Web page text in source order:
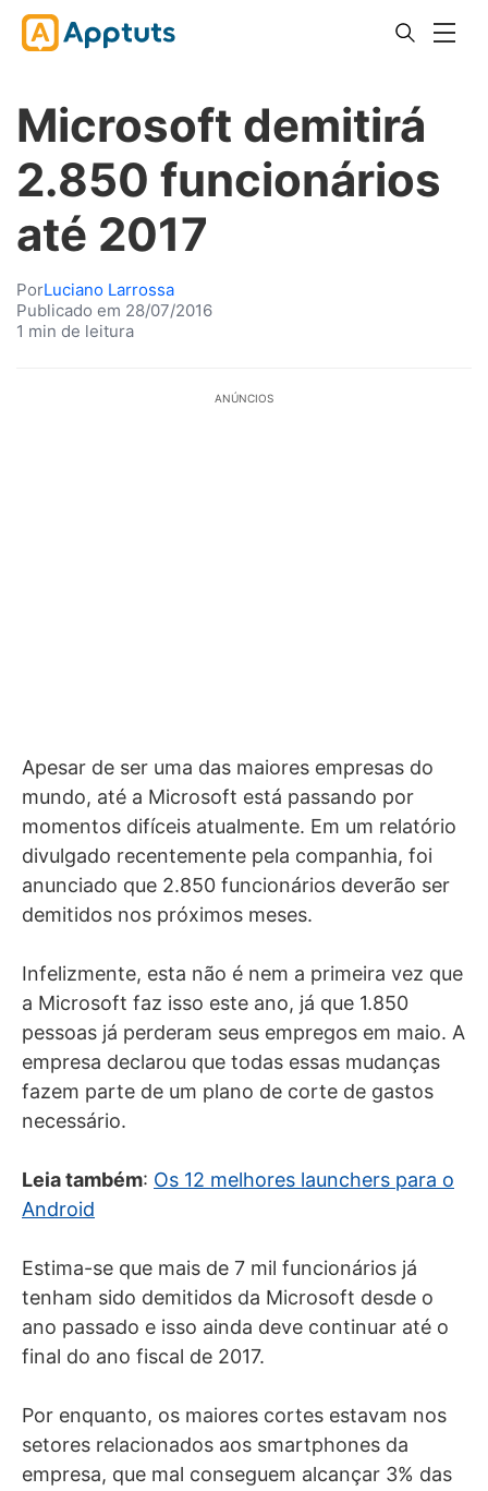
Microsoft demitirá
2.850 funcionários
até 2017
PorLuciano Larrossa
Publicado em 28/07/2016
1 min de leitura
ANÚNCIOS
Apesar de ser uma das maiores empresas do
mundo, até a Microsoft está passando por
momentos difíceis atualmente. Em um relatório
divulgado recentemente pela companhia, foi
anunciado que 2.850 funcionários deverão ser
demitidos nos próximos meses.
Infelizmente, esta não é nem a primeira vez que
a Microsoft faz isso este ano, já que 1.850
pessoas já perderam seus empregos em maio. A
empresa declarou que todas essas mudanças
fazem parte de um plano de corte de gastos
necessário.
Leia também: Os 12 melhores launchers para o
Android
Estima-se que mais de 7 mil funcionários já
tenham sido demitidos da Microsoft desde o
ano passado e isso ainda deve continuar até o
final do ano fiscal de 2017.
Por enquanto, os maiores cortes estavam nos
setores relacionados aos smartphones da
empresa, que mal conseguem alcançar 3% das